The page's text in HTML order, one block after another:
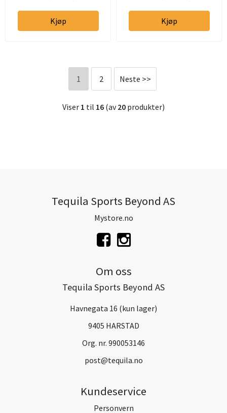
Kjøp Kjøp
1 2 Neste >>
Viser 1 til 16 (av20 produkter)
Tequila Sports Beyond AS
Mystore.no
Om oss
Tequila Sports Beyond AS
Havnegata 16 (kun lager)
9405 HARSTAD
Org. nr. 990053146
post@tequila.no
Kundeservice
Personvern